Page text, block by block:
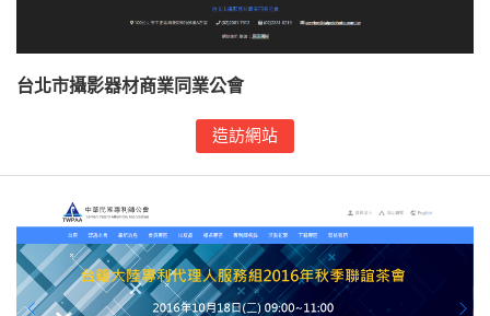
台北市攝影器材商業同業公會
造訪網站